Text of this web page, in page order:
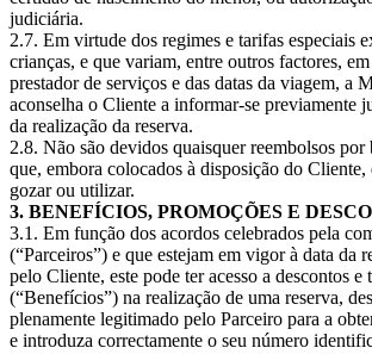
judiciária.
2.7. Em virtude dos regimes e tarifas especiais
crianças, e que variam, entre outros factores,
prestador de serviços e das datas da viagem, a
aconselha o Cliente a informar-se previamente
da realização da reserva.
2.8. Não são devidos quaisquer reembolsos por
que, embora colocados à disposição do Cliente,
gozar ou utilizar.
3. BENEFÍCIOS, PROMOÇÕES E
3.1. Em função dos acordos celebrados pela
(“Parceiros”) e que estejam em vigor à data da
pelo Cliente, este pode ter acesso a descontos e
(“Benefícios”) na realização de uma reserva,
plenamente legitimado pelo Parceiro para a
e introduza correctamente o seu número